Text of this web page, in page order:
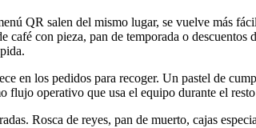
QR salen del mismo lugar, se vuelve más
café con pieza, pan de temporada o
en los pedidos para recoger. Un pastel de
flujo operativo que usa el equipo durante el
Rosca de reyes, pan de muerto, cajas